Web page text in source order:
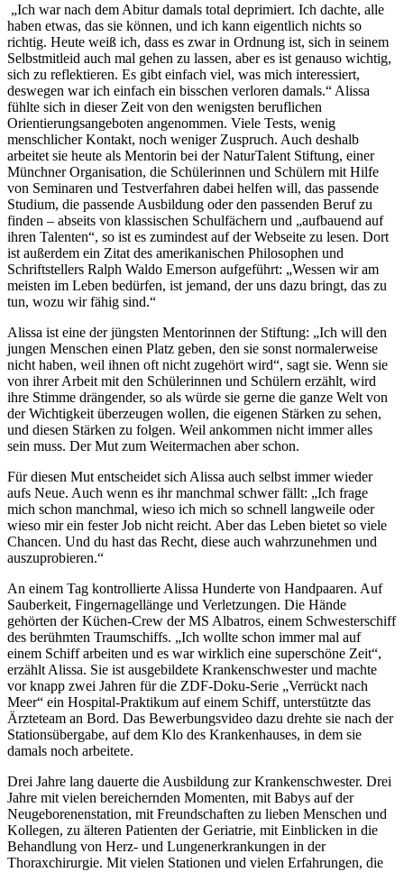
„Ich war nach dem Abitur damals total deprimiert. Ich dachte, alle
haben etwas, das sie können, und ich kann eigentlich nichts so
richtig. Heute weiß ich, dass es zwar in Ordnung ist, sich in seinem
Selbstmitleid auch mal gehen zu lassen, aber es ist genauso wichtig,
sich zu reflektieren. Es gibt einfach viel, was mich interessiert,
deswegen war ich einfach ein bisschen verloren damals.“ Alissa
fühlte sich in dieser Zeit von den wenigsten beruflichen
Orientierungsangeboten angenommen. Viele Tests, wenig
menschlicher Kontakt, noch weniger Zuspruch. Auch deshalb
arbeitet sie heute als Mentorin bei der NaturTalent Stiftung, einer
Münchner Organisation, die Schülerinnen und Schülern mit Hilfe
von Seminaren und Testverfahren dabei helfen will, das passende
Studium, die passende Ausbildung oder den passenden Beruf zu
finden – abseits von klassischen Schulfächern und „aufbauend auf
ihren Talenten“, so ist es zumindest auf der Webseite zu lesen. Dort
ist außerdem ein Zitat des amerikanischen Philosophen und
Schriftstellers Ralph Waldo Emerson aufgeführt: „Wessen wir am
meisten im Leben bedürfen, ist jemand, der uns dazu bringt, das zu
tun, wozu wir fähig sind.“
Alissa ist eine der jüngsten Mentorinnen der Stiftung: „Ich will den
jungen Menschen einen Platz geben, den sie sonst normalerweise
nicht haben, weil ihnen oft nicht zugehört wird“, sagt sie. Wenn sie
von ihrer Arbeit mit den Schülerinnen und Schülern erzählt, wird
ihre Stimme drängender, so als würde sie gerne die ganze Welt von
der Wichtigkeit überzeugen wollen, die eigenen Stärken zu sehen,
und diesen Stärken zu folgen. Weil ankommen nicht immer alles
sein muss. Der Mut zum Weitermachen aber schon.
Für diesen Mut entscheidet sich Alissa auch selbst immer wieder
aufs Neue. Auch wenn es ihr manchmal schwer fällt: „Ich frage
mich schon manchmal, wieso ich mich so schnell langweile oder
wieso mir ein fester Job nicht reicht. Aber das Leben bietet so viele
Chancen. Und du hast das Recht, diese auch wahrzunehmen und
auszuprobieren.“
An einem Tag kontrollierte Alissa Hunderte von Handpaaren. Auf
Sauberkeit, Fingernagellänge und Verletzungen. Die Hände
gehörten der Küchen-Crew der MS Albatros, einem Schwesterschiff
des berühmten Traumschiffs. „Ich wollte schon immer mal auf
einem Schiff arbeiten und es war wirklich eine superschöne Zeit“,
erzählt Alissa. Sie ist ausgebildete Krankenschwester und machte
vor knapp zwei Jahren für die ZDF-Doku-Serie „Verrückt nach
Meer“ ein Hospital-Praktikum auf einem Schiff, unterstützte das
Ärzteteam an Bord. Das Bewerbungsvideo dazu drehte sie nach der
Stationsübergabe, auf dem Klo des Krankenhauses, in dem sie
damals noch arbeitete.
Drei Jahre lang dauerte die Ausbildung zur Krankenschwester. Drei
Jahre mit vielen bereichernden Momenten, mit Babys auf der
Neugeborenenstation, mit Freundschaften zu lieben Menschen und
Kollegen, zu älteren Patienten der Geriatrie, mit Einblicken in die
Behandlung von Herz- und Lungenerkrankungen in der
Thoraxchirurgie. Mit vielen Stationen und vielen Erfahrungen, die